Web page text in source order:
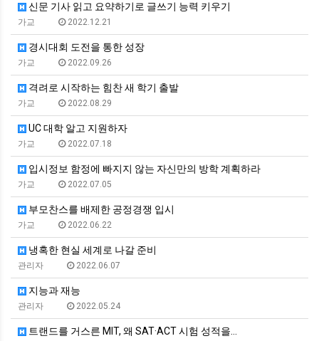
신문 기사 읽고 요약하기로 글쓰기 능력 키우기
가교 2022.12.21
경시대회 도전을 통한 성장
가교 2022.09.26
격려로 시작하는 힘찬 새 학기 출발
가교 2022.08.29
UC 대학 알고 지원하자
가교 2022.07.18
입시정보 함정에 빠지지 않는 자신만의 방학 계획하라
가교 2022.07.05
부모찬스를 배제한 공정경쟁 입시
가교 2022.06.22
냉혹한 현실 세계로 나갈 준비
관리자 2022.06.07
지능과 재능
관리자 2022.05.24
트랜드를 거스른 MIT, 왜 SAT·ACT 시험 성적을…